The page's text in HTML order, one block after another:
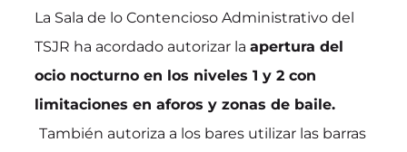
La Sala de lo Contencioso Administrativo del
TSJR ha acordado autorizar la apertura del
ocio nocturno en los niveles 1 y 2 con
limitaciones en aforos y zonas de baile.
También autoriza a los bares utilizar las barras